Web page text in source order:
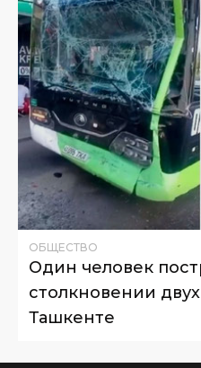
ОБЩЕСТВО
Один человек
столкновении
Ташкенте